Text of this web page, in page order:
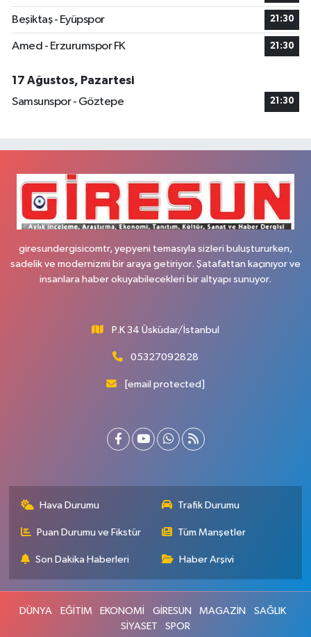
Beşiktaş - Eyüpspor 21:30
Amed - Erzurumspor FK 21:30
17 Ağustos, Pazartesi
Samsunspor - Göztepe
21:30
giresundergisicomtr, yepyeni temasıyla sizleri buluştururken,
sadelik ve modernizmi bir araya getiriyor. Şatafattan kaçınıyor ve
insanlara haber okuyabilecekleri bir altyapı sunuyor.
P.K 34 Üsküdar/İstanbul
05327092828
[email protected]
Hava Durumu Trafik Durumu
Puan Durumu ve Fikstür Tüm Manşetler
Son Dakika Haberleri Haber Arşivi
DÜNYA EĞİTİM EKONOMİ GİRESUN MAGAZİN
SAĞLIK
SİYASET
SPOR